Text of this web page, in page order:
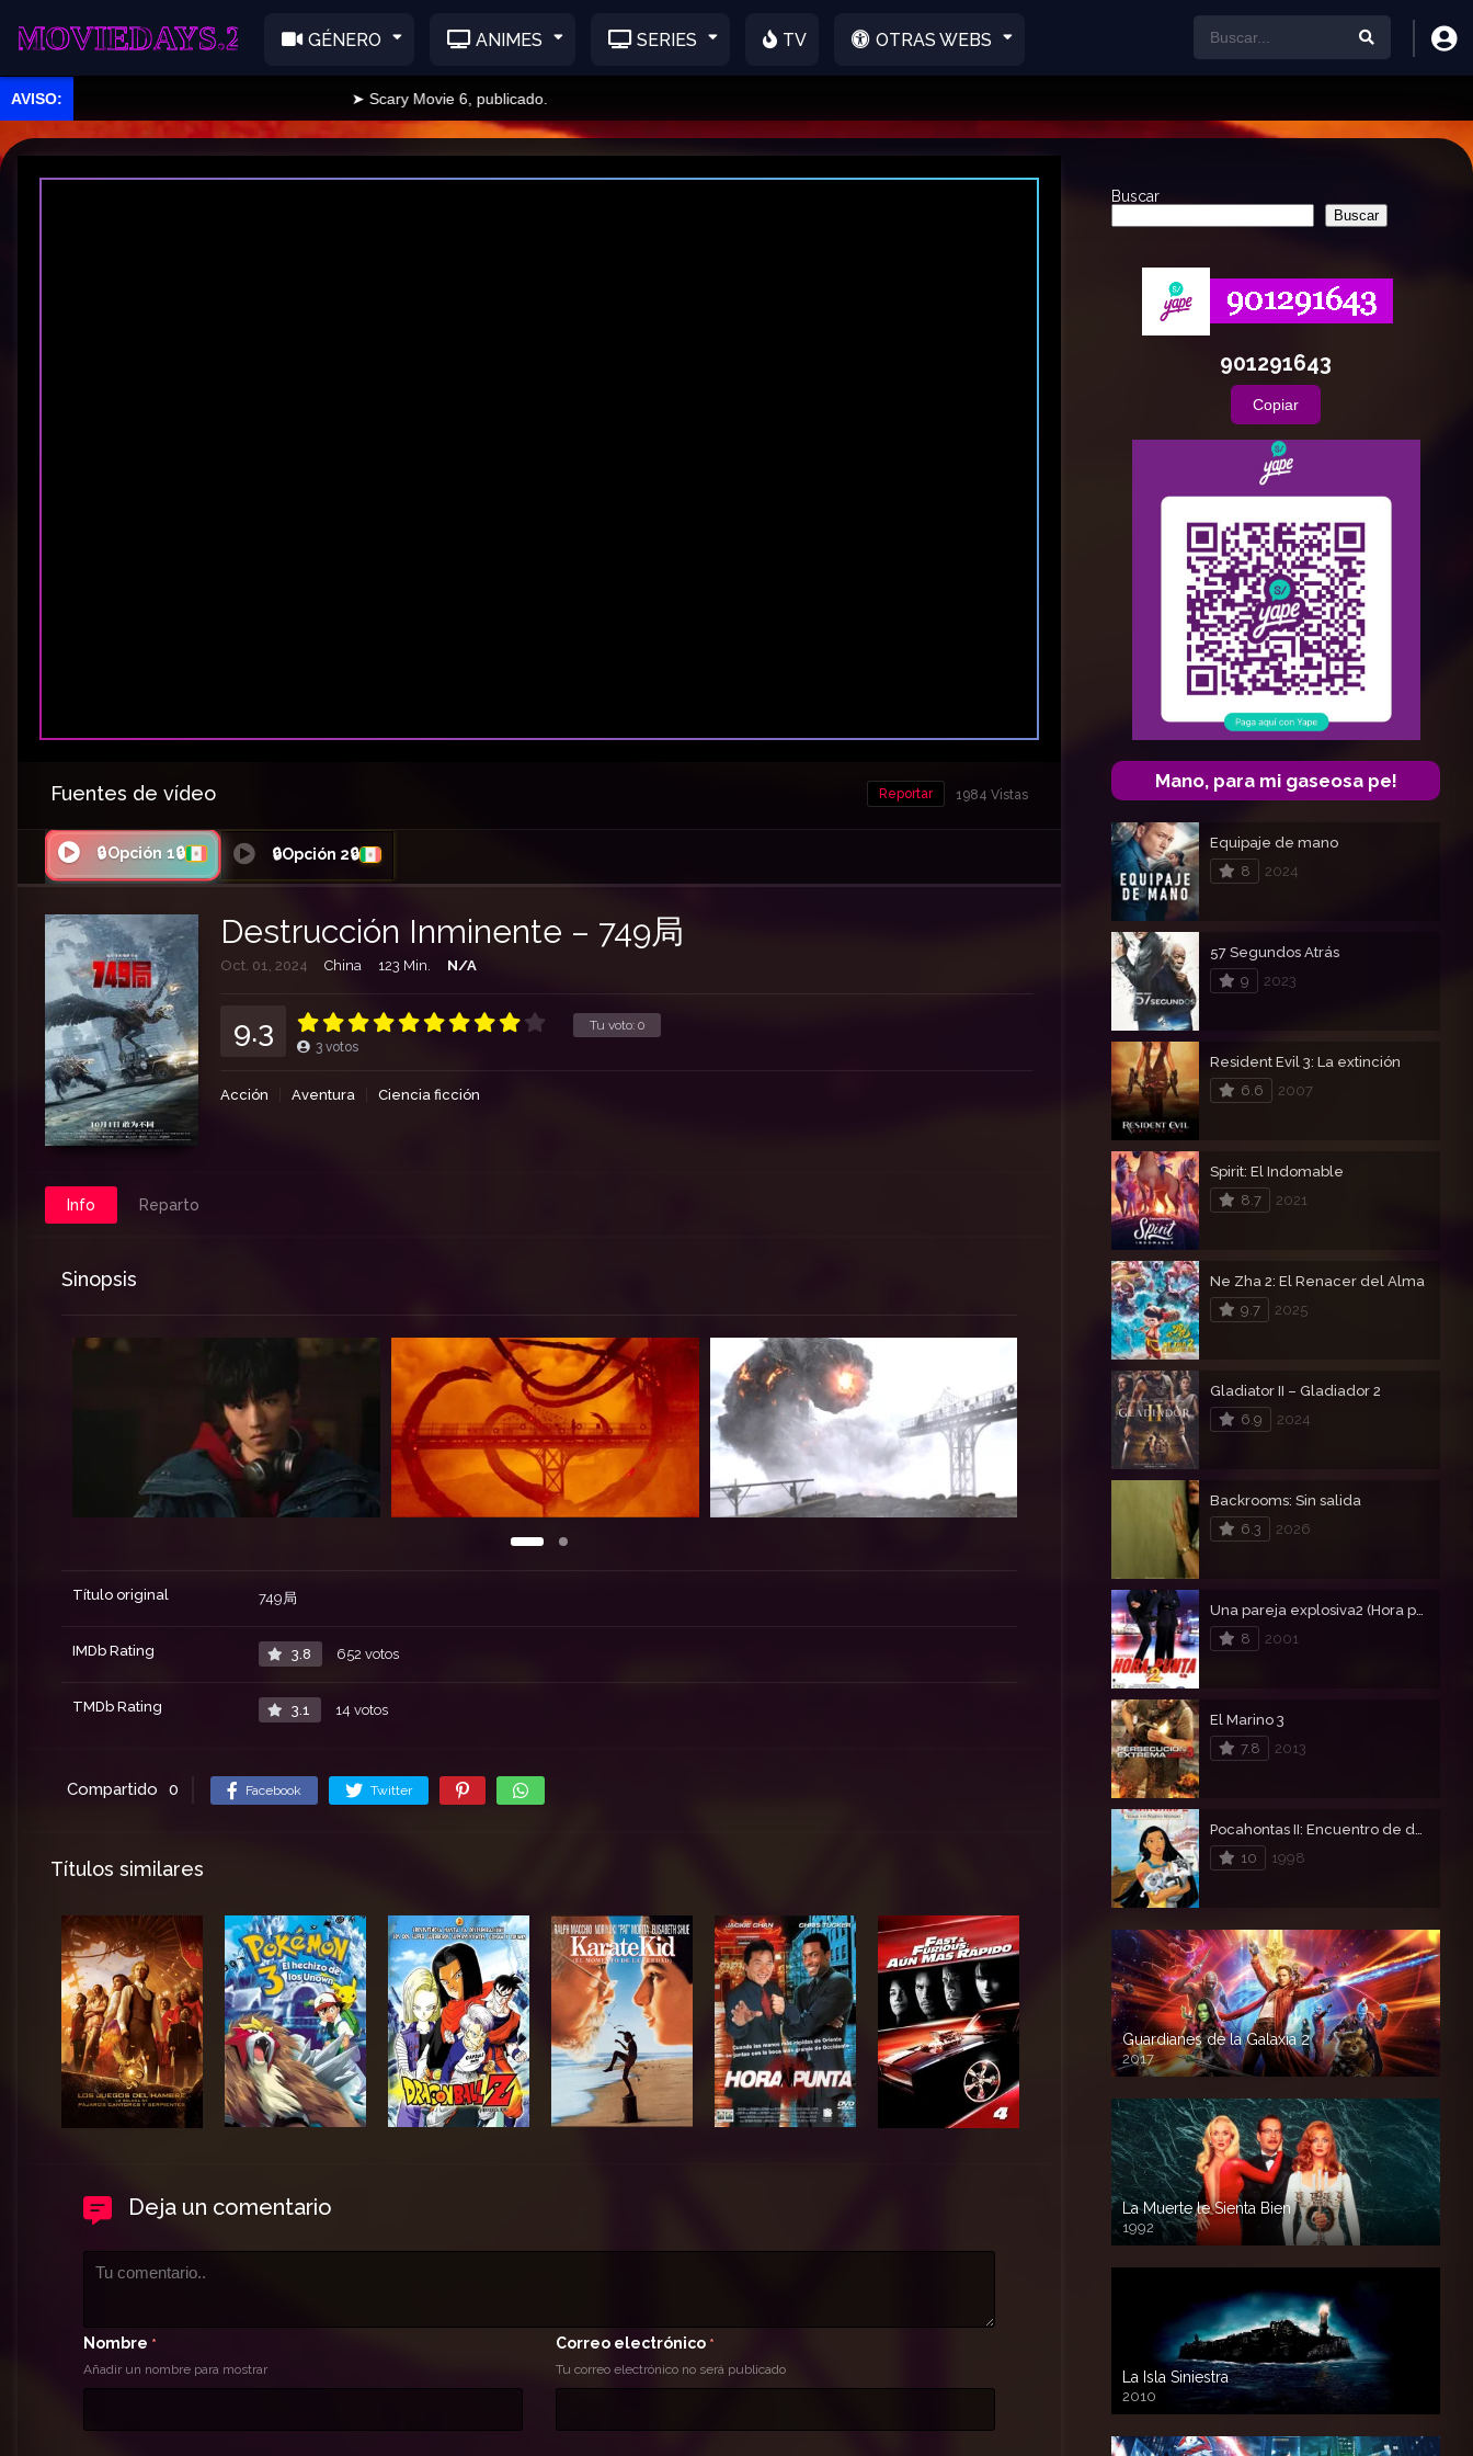
GÉNERO ANIMES SERIES TV OTRAS WEBS
➤ Scary Movie 6, publicado.
Fuentes de vídeo 1984 Vistas
Reportar
🔒Opción 1🔒 🔒Opción 2🔒
Destrucción Inminente – 749局
Oct. 01, 2024 China 123 Min. N/A
Tu voto: 0
9.3 3 votos
Acción Aventura Ciencia ficción
Info Reparto
Sinopsis
Título original 749局
IMDb Rating 3.8 652 votos
TMDb Rating 3.1 14 votos
Compartido 0 Facebook Twitter
Títulos similares
Deja un comentario
Nombre *
Añadir un nombre para mostrar
Correo electrónico *
Tu correo electrónico no será publicado
Buscar
Buscar
901291643
Copiar
Mano, para mi gaseosa pe!
Equipaje de mano
8
2024
57 Segundos Atrás
9
2023
Resident Evil 3: La extinción
6.6
2007
Spirit: El Indomable
8.7
2021
Ne Zha 2: El Renacer del Alma
9.7
2025
Gladiator II – Gladiador 2
6.9
2024
Backrooms: Sin salida
6.3
2026
8
2001
El Marino 3
7.8
2013
10
1998
Guardianes de la Galaxia 2
2017
720p HD
La Muerte le Sienta Bien
1992
720p HD
La Isla Siniestra
2010
720p HD